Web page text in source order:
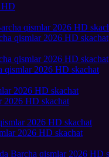
HD
qismlar 2026 HD skachat
qismlar 2026 HD skachat
2026 HD skachat
2026 HD skachat